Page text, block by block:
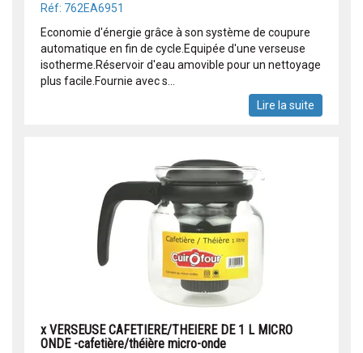
Réf: 762EA6951
Economie d'énergie grâce à son système de coupure
automatique en fin de cycle.Equipée d'une verseuse
isotherme.Réservoir d'eau amovible pour un nettoyage
plus facile.Fournie avec s...
Lire la suite
x VERSEUSE CAFETIERE/THEIERE DE 1 L MICRO
ONDE -cafetière/théière micro-onde